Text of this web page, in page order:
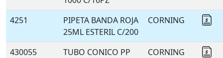
4251
PIPETA BANDA ROJA
25ML ESTERIL C/200
CORNING
430055
TUBO CONICO PP
CORNING